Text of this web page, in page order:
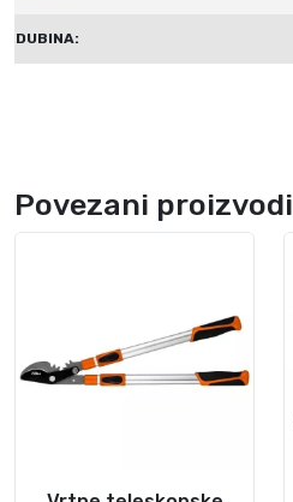
DUBINA:
Povezani proizvodi